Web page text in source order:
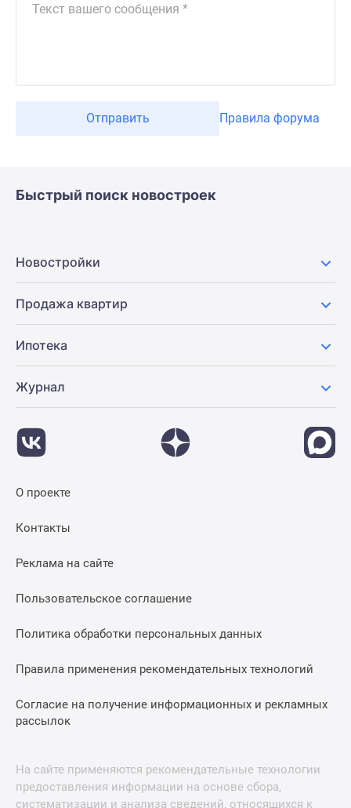
Отправить Правила форума
Быстрый поиск новостроек
Новостройки
Продажа квартир
Ипотека
Журнал
О проекте
Контакты
Реклама на сайте
Пользовательское соглашение
Политика обработки персональных данных
Правила применения рекомендательных технологий
Согласие на получение информационных и рекламных
рассылок
На сайте применяются рекомендательные технологии
предоставления информации на основе сбора,
систематизации и анализа сведений, относящихся к